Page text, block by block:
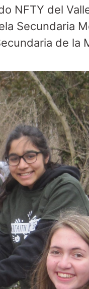
NFTY del
Secundaria
de la